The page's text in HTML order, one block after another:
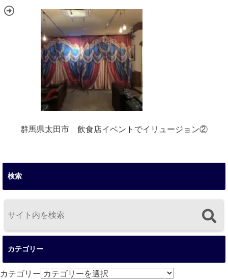
群馬県太田市 飲食店イベントでイリュージョン②
検索
カテゴリー
カテゴリー